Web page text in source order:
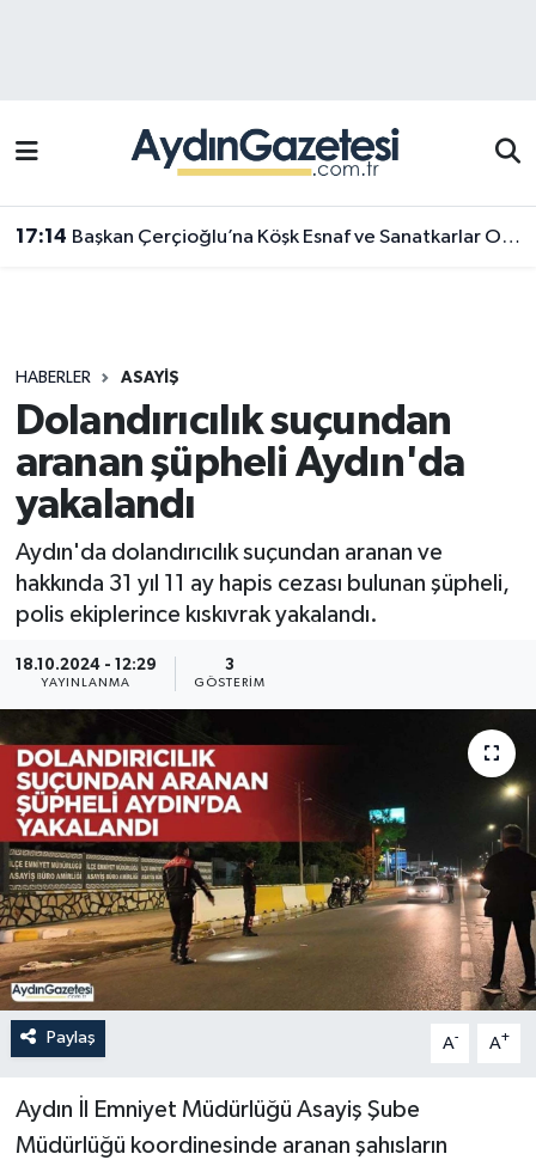
17:14 Başkan Çerçioğlu’na Köşk Esnaf ve Sanatkarlar Odası’ndan ziyaret
HABERLER ASAYIŞ
Dolandırıcılık suçundan
aranan şüpheli Aydın'da
yakalandı
Aydın'da dolandırıcılık suçundan aranan ve
hakkında 31 yıl 11 ay hapis cezası bulunan şüpheli,
polis ekiplerince kıskıvrak yakalandı.
18.10.2024 - 12:29
YAYINLANMA
3
GÖSTERIM
Paylaş A- A+
Aydın İl Emniyet Müdürlüğü Asayiş Şube
Müdürlüğü koordinesinde aranan şahısların
Efeler Trafik Yoğunluk Haritası
Süper Lig Puan Durumu ve Fikstür